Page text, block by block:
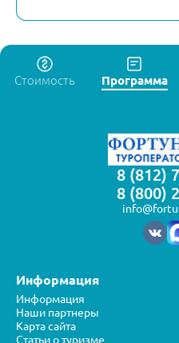
Стоимость Программа
8 (812)
8 (800)
Информация
Информация
Наши партнеры
Карта сайта
Статьи о туризме